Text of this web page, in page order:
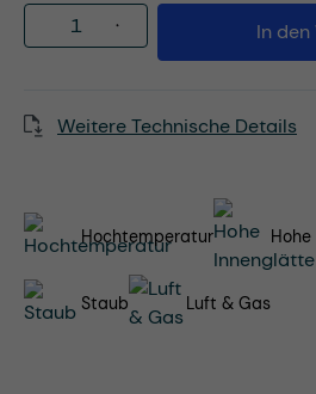
Produkt Anzahl: Gib
In
Weitere Technische Details
Hochtemperatur
Staub Luft & Gas